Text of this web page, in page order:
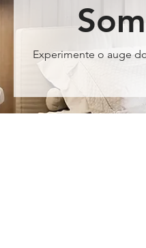
Experimente o auge